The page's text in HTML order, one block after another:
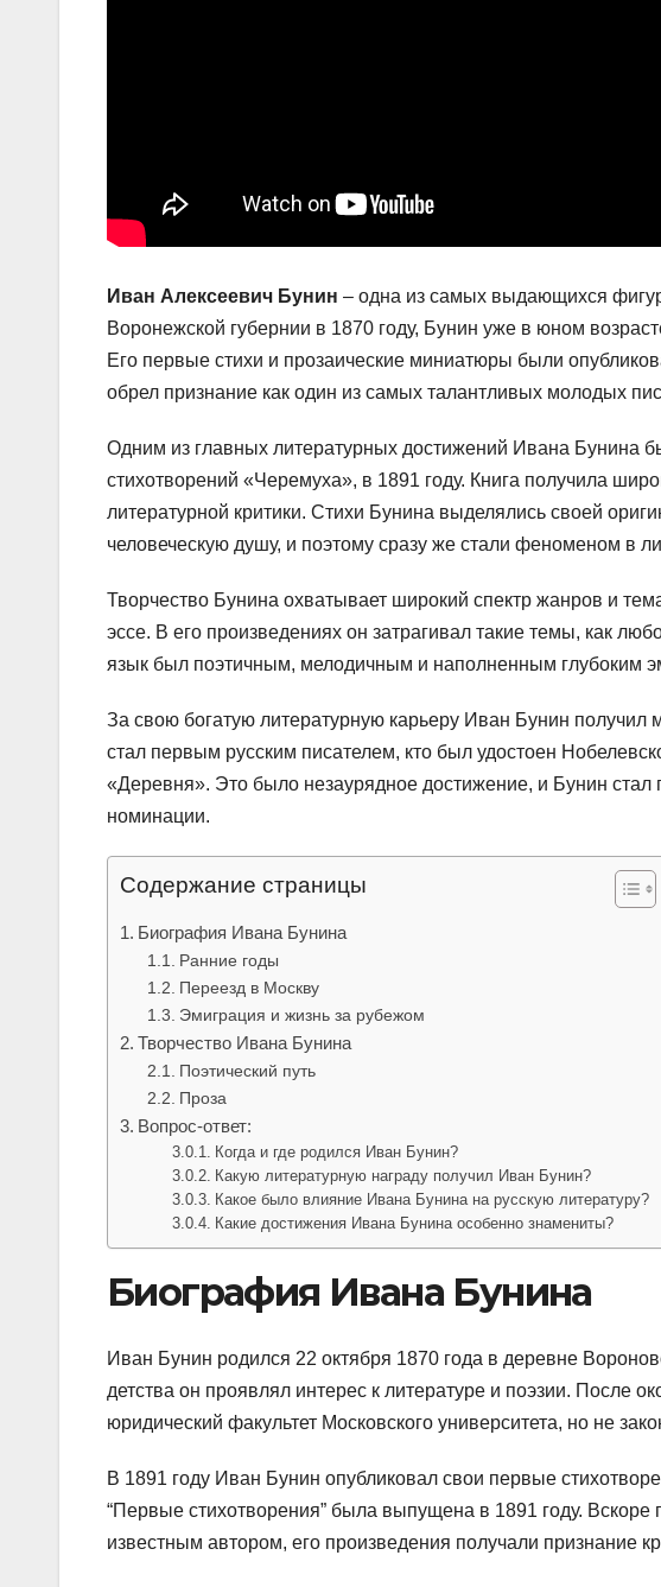
Иван Алексеевич Бунин – одна из самых выдающихся
Воронежской губернии в 1870 году, Бунин уже в юном
Его первые стихи и прозаические миниатюры были
обрел признание как один из самых талантливых молодых
Одним из главных литературных достижений Ивана Бунина
стихотворений «Черемуха», в 1891 году. Книга получила
литературной критики. Стихи Бунина выделялись своей
человеческую душу, и поэтому сразу же стали феноменом в
Творчество Бунина охватывает широкий спектр жанров и
эссе. В его произведениях он затрагивал такие темы, как
язык был поэтичным, мелодичным и наполненным глубоким
За свою богатую литературную карьеру Иван Бунин получил
стал первым русским писателем, кто был удостоен
«Деревня». Это было незаурядное достижение, и Бунин
номинации.
Содержание страницы
Биография Ивана Бунина
Ранние годы
Переезд в Москву
Эмиграция и жизнь за рубежом
Творчество Ивана Бунина
Поэтический путь
Проза
Вопрос-ответ:
Когда и где родился Иван Бунин?
Какую литературную награду получил Иван Бунин?
Какое было влияние Ивана Бунина на русскую литературу?
Какие достижения Ивана Бунина особенно знамениты?
Биография Ивана Бунина
Иван Бунин родился 22 октября 1870 года в деревне
детства он проявлял интерес к литературе и поэзии. После
юридический факультет Московского университета, но не
В 1891 году Иван Бунин опубликовал свои первые
“Первые стихотворения” была выпущена в 1891 году.
известным автором, его произведения получали признание